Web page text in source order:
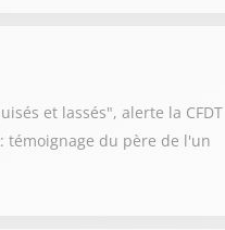
et lassés", alerte la CFDT
témoignage du père de l'un